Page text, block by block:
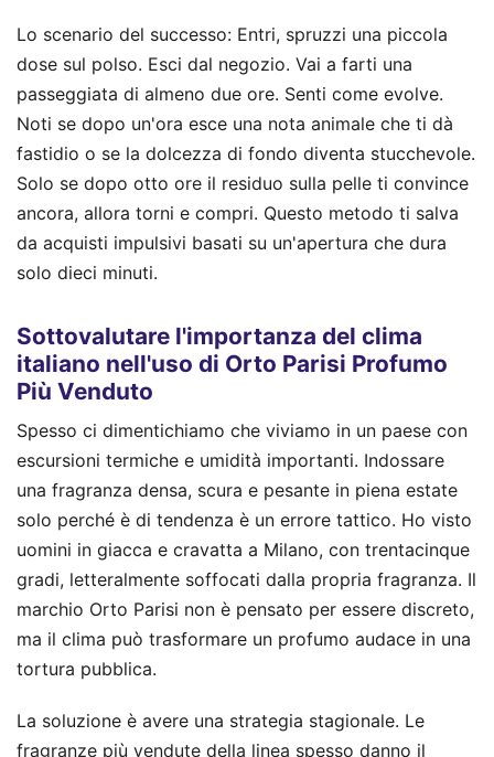
Lo scenario del successo: Entri, spruzzi una piccola
dose sul polso. Esci dal negozio. Vai a farti una
passeggiata di almeno due ore. Senti come evolve.
Noti se dopo un'ora esce una nota animale che ti dà
fastidio o se la dolcezza di fondo diventa stucchevole.
Solo se dopo otto ore il residuo sulla pelle ti convince
ancora, allora torni e compri. Questo metodo ti salva
da acquisti impulsivi basati su un'apertura che dura
solo dieci minuti.
Sottovalutare l'importanza del clima
italiano nell'uso di Orto Parisi Profumo
Più Venduto
Spesso ci dimentichiamo che viviamo in un paese con
escursioni termiche e umidità importanti. Indossare
una fragranza densa, scura e pesante in piena estate
solo perché è di tendenza è un errore tattico. Ho visto
uomini in giacca e cravatta a Milano, con trentacinque
gradi, letteralmente soffocati dalla propria fragranza. Il
marchio Orto Parisi non è pensato per essere discreto,
ma il clima può trasformare un profumo audace in una
tortura pubblica.
La soluzione è avere una strategia stagionale. Le
fragranze più vendute della linea spesso danno il